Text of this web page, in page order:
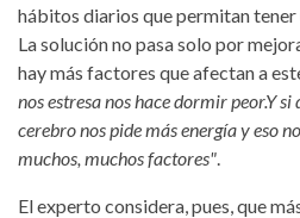
hábitos diarios que permitan
La solución no pasa solo por
hay más factores que afectan a
nos estresa nos hace dormir peor.Y
cerebro nos pide más energía y eso
muchos, muchos factores"
El experto considera, pues, que